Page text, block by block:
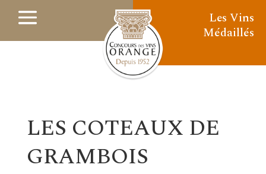
Les Vins
Médaillés
LES COTEAUX DE
GRAMBOIS